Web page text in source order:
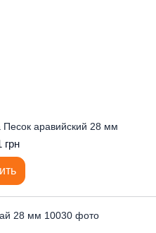
Песок аравийский 28 мм
грн